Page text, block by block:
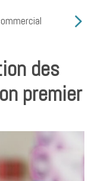
Cyber
des
premier